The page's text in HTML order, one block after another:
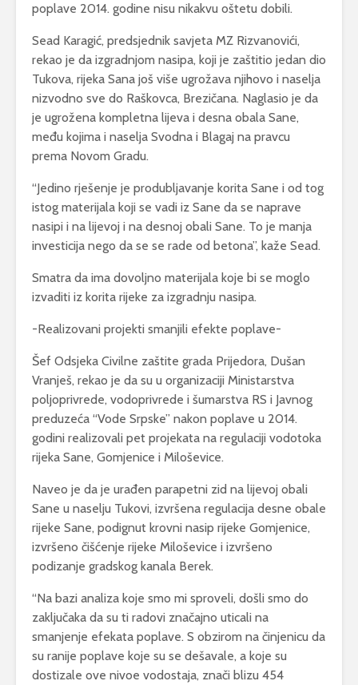
poplave 2014. godine nisu nikakvu oštetu dobili.
Sead Karagić, predsjednik savjeta MZ Rizvanovići,
rekao je da izgradnjom nasipa, koji je zaštitio jedan dio
Tukova, rijeka Sana još više ugrožava njihovo i naselja
nizvodno sve do Raškovca, Brezičana. Naglasio je da
je ugrožena kompletna lijeva i desna obala Sane,
među kojima i naselja Svodna i Blagaj na pravcu
prema Novom Gradu.
“Jedino rješenje je produbljavanje korita Sane i od tog
istog materijala koji se vadi iz Sane da se naprave
nasipi i na lijevoj i na desnoj obali Sane. To je manja
investicija nego da se se rade od betona”, kaže Sead.
Smatra da ima dovoljno materijala koje bi se moglo
izvaditi iz korita rijeke za izgradnju nasipa.
-Realizovani projekti smanjili efekte poplave-
Šef Odsjeka Civilne zaštite grada Prijedora, Dušan
Vranješ, rekao je da su u organizaciji Ministarstva
poljoprivrede, vodoprivrede i šumarstva RS i Javnog
preduzeća “Vode Srpske” nakon poplave u 2014.
godini realizovali pet projekata na regulaciji vodotoka
rijeka Sane, Gomjenice i Miloševice.
Naveo je da je urađen parapetni zid na lijevoj obali
Sane u naselju Tukovi, izvršena regulacija desne obale
rijeke Sane, podignut krovni nasip rijeke Gomjenice,
izvršeno čišćenje rijeke Miloševice i izvršeno
podizanje gradskog kanala Berek.
“Na bazi analiza koje smo mi sproveli, došli smo do
zaključaka da su ti radovi značajno uticali na
smanjenje efekata poplave. S obzirom na činjenicu da
su ranije poplave koje su se dešavale, a koje su
dostizale ove nivoe vodostaja, znači blizu 454